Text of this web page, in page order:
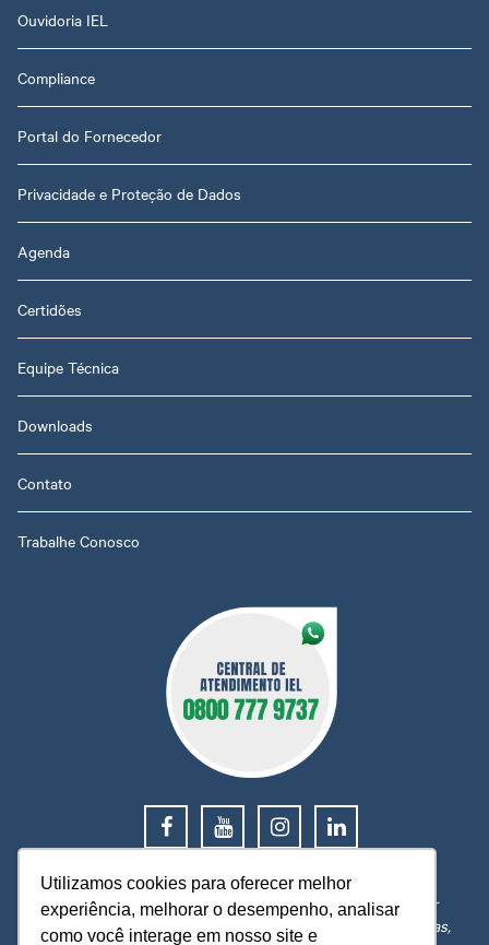
Utilizamos cookies para oferecer melhor
experiência, melhorar o desempenho, analisar
como você interage em nosso site e
Ouvidoria IEL
Compliance
Portal do Fornecedor
Privacidade e Proteção de Dados
Agenda
Certidões
Equipe Técnica
Downloads
Contato
Trabalhe Conosco
0800 777 9737
O IEL MT está a sua disposição, pronto para esclarecer
dúvidas, receber reclamações, sugestões e firmar parcerias,